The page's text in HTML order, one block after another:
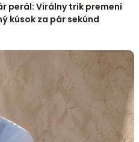
perál: Virálny trik premení
kúsok za pár sekúnd